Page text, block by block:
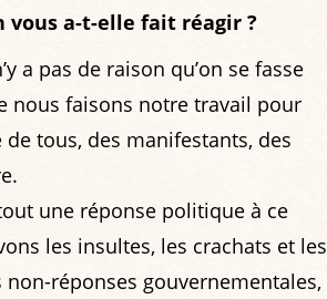
vous a-t-elle fait réagir ?
a pas de raison qu’on se fasse
nous faisons notre travail pour
tous, des manifestants, des
une réponse politique à ce
les insultes, les crachats et les
non-réponses gouvernementales,